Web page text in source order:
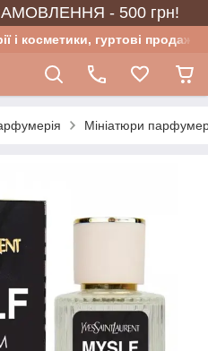
- 500 грн!
і косметики, гуртові продажі
Мініатюри